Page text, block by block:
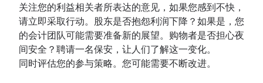
关注您的利益相关者所表达的意见，如果您感到不快，
请立即采取行动。股东是否抱怨利润下降？如果是，您
的会计团队可能需要准备新的展望。购物者是否担心夜
间安全？聘请一名保安，让人们了解这一变化。
同时评估您的参与策略。您可能需要不断改进。